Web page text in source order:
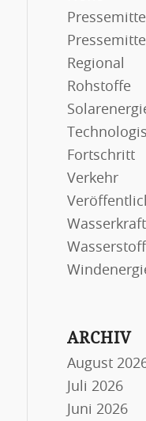
Regional
Rohstoffe
Fortschritt
Verkehr
Wasserkraft
Wasserstoff
ARCHIV
August
Juli 2026
Juni 2026